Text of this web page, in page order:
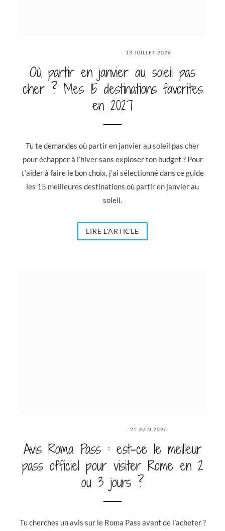
13 JUILLET 2026
Où partir en janvier au soleil pas
cher ? Mes 15 destinations favorites
en 2027
Tu te demandes où partir en janvier au soleil pas cher
pour échapper à l’hiver sans exploser ton budget ? Pour
t’aider à faire le bon choix, j’ai sélectionné dans ce guide
les 15 meilleures destinations où partir en janvier au
soleil.
LIRE L'ARTICLE
25 JUIN 2026
Avis Roma Pass : est-ce le meilleur
pass officiel pour visiter Rome en 2
ou 3 jours ?
Tu cherches un avis sur le Roma Pass avant de l’acheter ?